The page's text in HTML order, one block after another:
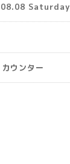
Saturday
カウンター